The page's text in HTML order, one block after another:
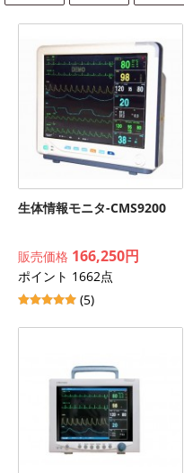
生体情報モニタ-CMS9200
販売価格 166,250円
ポイント 1662点
(5)